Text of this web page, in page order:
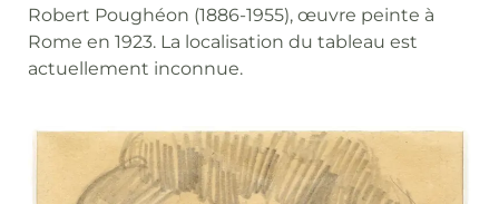
Robert Poughéon (1886-1955), œuvre peinte à
Rome en 1923. La localisation du tableau est
actuellement inconnue.